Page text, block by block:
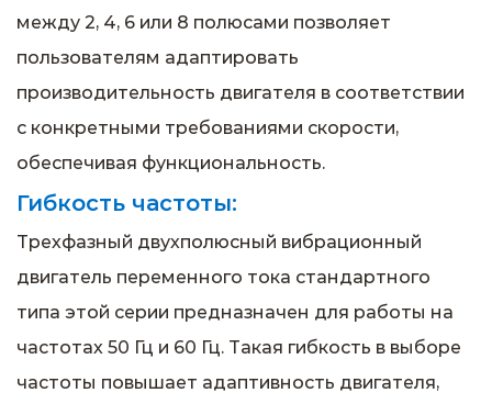
между 2, 4, 6 или 8 полюсами позволяет
пользователям адаптировать
производительность двигателя в соответствии
с конкретными требованиями скорости,
обеспечивая функциональность.
Гибкость частоты:
Трехфазный двухполюсный вибрационный
двигатель переменного тока стандартного
типа этой серии предназначен для работы на
частотах 50 Гц и 60 Гц. Такая гибкость в выборе
частоты повышает адаптивность двигателя,